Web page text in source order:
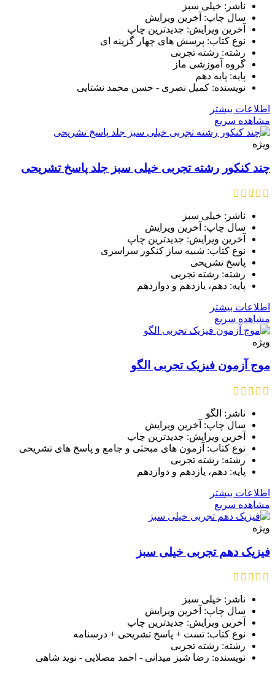
ناشر: خیلی سبز
سال چاپ: آخرین ویرایش
آخرین ویرایش: جدیدترین چاپ
نوع کتاب: پرسش های چهار گزینه ای
رشته: رشته تجربی
گروه آموزشی ماز
پایه: پایه دهم
نویسنده: کمیل نصری - حسن محمد نشتایی
اطلاعات بیشتر
مشاهده سریع
ویژه
چند کنکور رشته تجربی خیلی سبز جلد پاسخ تشریحی
ناشر: خیلی سبز
سال چاپ: آخرین ویرایش
آخرین ویرایش: جدیدترین چاپ
نوع کتاب: شبیه ساز کنکور سراسری
پاسخ تشریحی
رشته: رشته تجربی
پایه: دهم، یازدهم و دوازدهم
اطلاعات بیشتر
مشاهده سریع
ویژه
موج آزمون فیزیک تجربی الگو
ناشر: الگو
سال چاپ: آخرین ویرایش
آخرین ویرایش: جدیدترین چاپ
نوع کتاب: آزمون های مبحثی و جامع و پاسخ های تشریحی
رشته: رشته تجربی
پایه: دهم، یازدهم و دوازدهم
اطلاعات بیشتر
مشاهده سریع
ویژه
فیزیک دهم تجربی خیلی سبز
ناشر: خیلی سبز
سال چاپ: آخرین ویرایش
آخرین ویرایش: جدیدترین چاپ
نوع کتاب: تست + پاسخ تشریحی + درسنامه
رشته: رشته تجربی
نویسنده: رضا شبز میدانی - احمد مصلایی - نوید شاهی